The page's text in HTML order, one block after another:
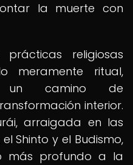
la muerte con
religiosas
meramente ritual,
un camino de
interior.
arraigada en las
Shinto y el Budismo,
más profundo a la